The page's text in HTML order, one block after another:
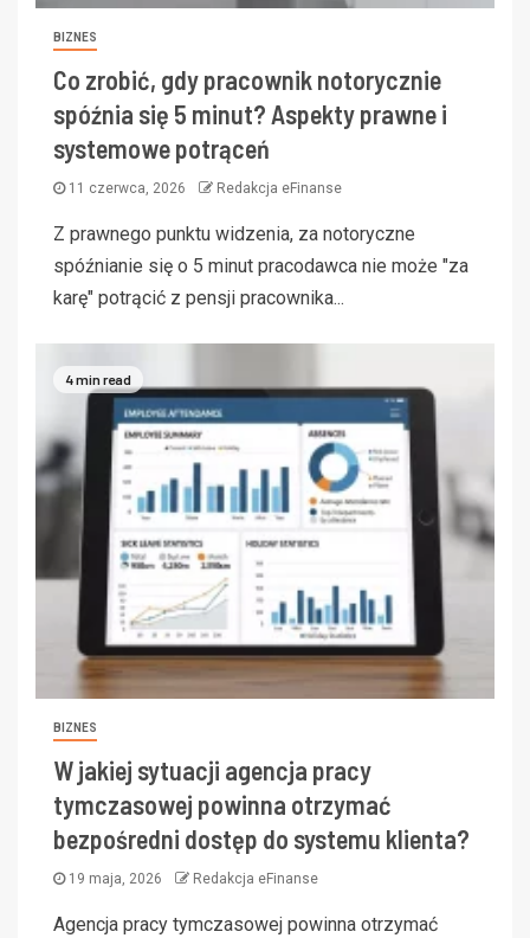
BIZNES
Co zrobić, gdy pracownik notorycznie
spóźnia się 5 minut? Aspekty prawne i
systemowe potrąceń
11 czerwca, 2026 Redakcja eFinanse
Z prawnego punktu widzenia, za notoryczne
spóźnianie się o 5 minut pracodawca nie może "za
karę" potrącić z pensji pracownika...
4 min read
BIZNES
W jakiej sytuacji agencja pracy
tymczasowej powinna otrzymać
bezpośredni dostęp do systemu klienta?
19 maja, 2026 Redakcja eFinanse
Agencja pracy tymczasowej powinna otrzymać